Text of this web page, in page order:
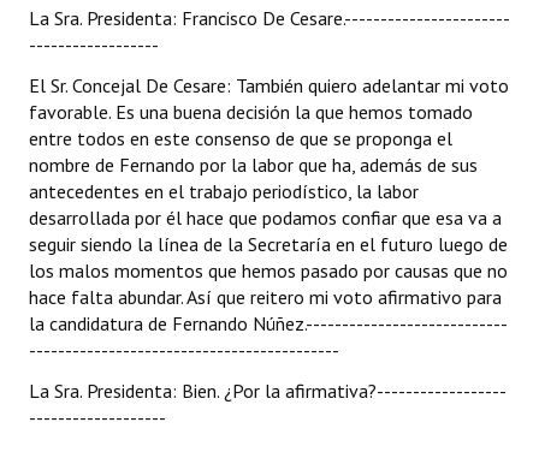
Bariloche, Municipio intercultural
Entrega de distinciones
REFORMA DE LA CARTA ORGÁNICA
La Sra. Presidenta: Francisco De Cesare.-----------------------
------------------
El Sr. Concejal De Cesare: También quiero adelantar mi voto
favorable. Es una buena decisión la que hemos tomado
entre todos en este consenso de que se proponga el
nombre de Fernando por la labor que ha, además de sus
antecedentes en el trabajo periodístico, la labor
desarrollada por él hace que podamos confiar que esa va a
seguir siendo la línea de la Secretaría en el futuro luego de
los malos momentos que hemos pasado por causas que no
hace falta abundar. Así que reitero mi voto afirmativo para
la candidatura de Fernando Núñez.----------------------------
-------------------------------------------
La Sra. Presidenta: Bien. ¿Por la afirmativa?------------------
-------------------